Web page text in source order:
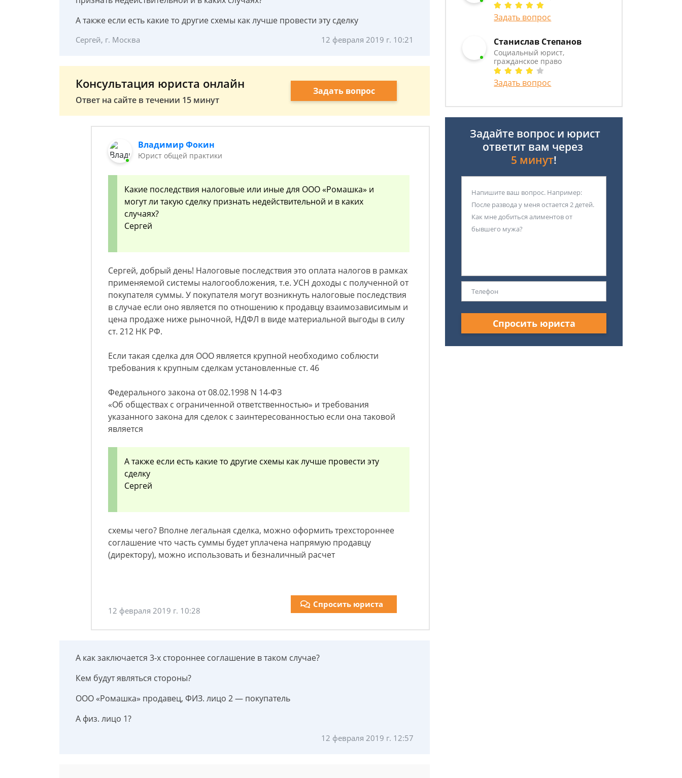
А также если есть какие то другие схемы как лучше провести эту сделку
Сергей, г. Москва 12 февраля 2019 г. 10:21
Консультация юриста онлайн
Ответ на сайте в течении 15 минут
Задать вопрос
Владимир Фокин
Юрист общей практики
Какие последствия налоговые или иные для ООО «Ромашка» и
могут ли такую сделку признать недействительной и в каких
случаях?
Сергей
Сергей, добрый день! Налоговые последствия это оплата налогов в рамках
применяемой системы налогообложения, т.е. УСН доходы с полученной от
покупателя суммы. У покупателя могут возникнуть налоговые последствия
в случае если оно является по отношению к продавцу взаимозависимым и
цена продаже ниже рыночной, НДФЛ в виде материальной выгоды в силу
ст. 212 НК РФ.
Если такая сделка для ООО является крупной необходимо соблюсти
требования к крупным сделкам установленные ст. 46
Федерального закона от 08.02.1998 N 14-ФЗ
«Об обществах с ограниченной ответственностью» и требования
указанного закона для сделок с заинтересованностью если она таковой
является
А также если есть какие то другие схемы как лучше провести эту
сделку
Сергей
схемы чего? Вполне легальная сделка, можно оформить трехстороннее
соглашение что часть суммы будет уплачена напрямую продавцу
(директору), можно использовать и безналичный расчет
12 февраля 2019 г. 10:28
Спросить юриста
А как заключается 3-х стороннее соглашение в таком случае?
Кем будут являться стороны?
ООО «Ромашка» продавец, ФИЗ. лицо 2 — покупатель
А физ. лицо 1?
12 февраля 2019 г. 12:57
Задать вопрос
Станислав Степанов
Социальный юрист,
гражданское право
Задать вопрос
Задайте вопрос и юрист
ответит вам через
5 минут!
Спросить юриста